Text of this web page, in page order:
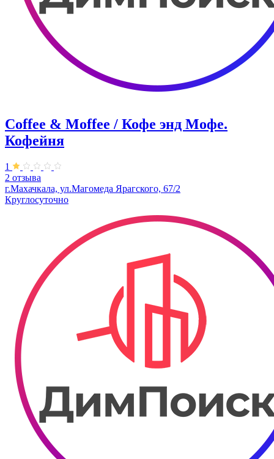
Coffee & Moffee / Кофе энд Мофе.
Кофейня
1
2 отзыва
г.Махачкала, ​ул.Магомеда Ярагского, 67/2
Круглосуточно